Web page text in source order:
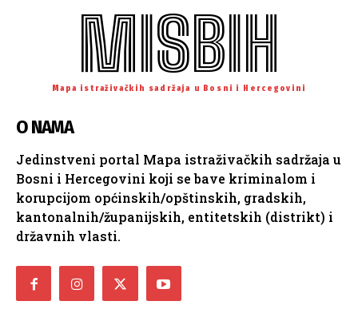
MISBIH
Mapa istraživačkih sadržaja u Bosni i Hercegovini
O NAMA
Jedinstveni portal Mapa istraživačkih sadržaja u
Bosni i Hercegovini koji se bave kriminalom i
korupcijom općinskih/opštinskih, gradskih,
kantonalnih/županijskih, entitetskih (distrikt) i
državnih vlasti.